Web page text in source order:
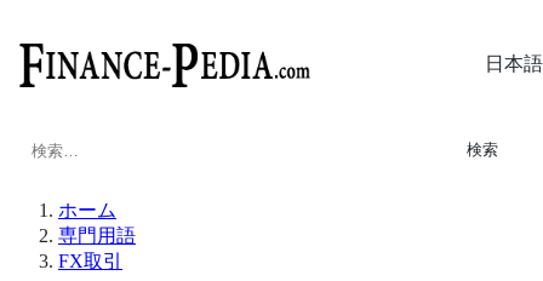
日本語
検
ホーム
専門用語
FX取引